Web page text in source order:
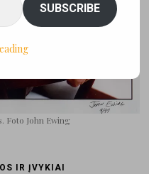
Foto John Ewing
IR ĮVYKIAI
SUBSCRIBE